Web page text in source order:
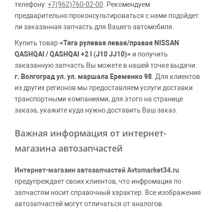
телефону:+7(962)760-02-00 . Рекомендуем
предварительно проконсультироваться с нами подойдет
ли заказанная запчасть для Вашего автомобиля.
Купить товар«Тяга рулевая левая/правая NISSAN
QASHQAI / QASHQAI +2 I (J10 JJ10)» и получить
заказанную запчасть Вы можете в нашей точке выдачи:
г. Волгоград ул. ул. маршала Еременко 98 . Для клиентов
из других регионов мы предоставляем услуги доставки
транспортными компаниями, для этого на странице
заказа, укажите куда нужно доставить Ваш заказ.
Важная информация от интернет-
магазина автозапчастей
Интернет-магазин автозапчастей Avtomarket34.ru
предупреждает своих клиентов, что инфромация по
запчастям носит справочный характер. Все изображения
автозапчастей могут отличаться от аналогов.